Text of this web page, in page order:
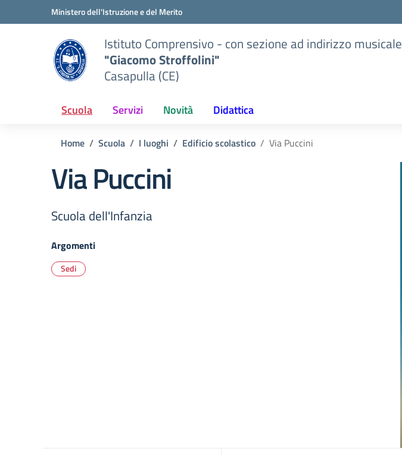
Vai ai contenuti
Vai al menu di navigazioneMinistero dell'Istruzione e del Merito
Istituto Comprensivo - con sezione ad indirizzo musicale
"Giacomo Stroffolini"
Casapulla (CE)
Scuola Servizi Novità Didattica
Home Scuola I luoghi Edificio scolastico Via Puccini
Via Puccini
Scuola dell'Infanzia
Argomenti
Sedi